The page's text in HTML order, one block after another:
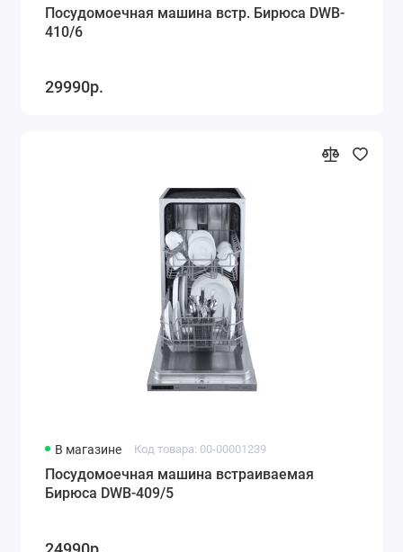
Посудомоечная машина встр. Бирюса DWB-
410/6
29990р.
В магазине Код товара: 00-00001239
Посудомоечная машина встраиваемая
Бирюса DWB-409/5